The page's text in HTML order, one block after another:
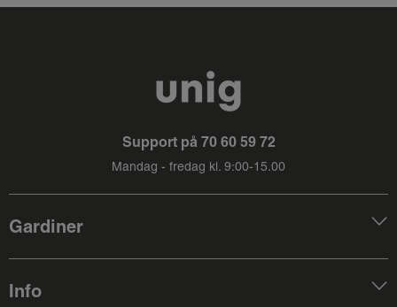
Support på 70 60 59 72
Mandag - fredag kl. 9:00-15.00
Gardiner
Info